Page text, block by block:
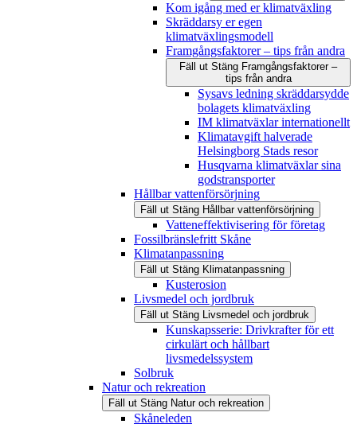
Kom igång med er klimatväxling
Skräddarsy er egen
klimatväxlingsmodell
Framgångsfaktorer – tips från andra
Fäll ut Stäng Framgångsfaktorer –
tips från andra
Sysavs ledning skräddarsydde
bolagets klimatväxling
IM klimatväxlar internationellt
Klimatavgift halverade
Helsingborg Stads resor
Husqvarna klimatväxlar sina
godstransporter
Hållbar vattenförsörjning
Fäll ut Stäng Hållbar vattenförsörjning
Vatteneffektivisering för företag
Fossilbränslefritt Skåne
Klimatanpassning
Fäll ut Stäng Klimatanpassning
Kusterosion
Livsmedel och jordbruk
Fäll ut Stäng Livsmedel och jordbruk
Kunskapsserie: Drivkrafter för ett
cirkulärt och hållbart
livsmedelssystem
Solbruk
Natur och rekreation
Fäll ut Stäng Natur och rekreation
Skåneleden